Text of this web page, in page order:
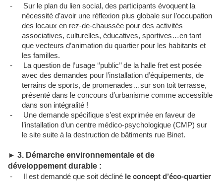
-
Sur le plan du lien social, des participants évoquent la
nécessité d’avoir une réflexion plus globale sur l’occupation
des locaux en rez-de-chaussée pour des activités
associatives, culturelles, éducatives, sportives…en tant
que vecteurs d’animation du quartier pour les habitants et
les familles.
-
La question de l’usage ‘’public’’ de la halle fret est posée
avec des demandes pour l’installation d’équipements, de
terrains de sports, de promenades…sur son toit terrasse,
présenté dans le concours d’urbanisme comme accessible
dans son intégralité !
-
Une demande spécifique s’est exprimée en faveur de
l’installation d’un centre médico-psychologique (CMP) sur
le site suite à la destruction de bâtiments rue Binet.
► 3. Démarche environnementale et de
développement durable :
- Il est demandé que soit décliné le concept d’éco-quartier